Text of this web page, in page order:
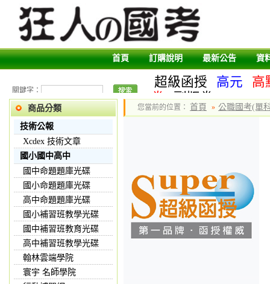
首頁 訂購說明 最新公告 資
關鍵字：
超級函授 高元
高
卷
副版卷
商品分類
技術公報
Xcdex 技術文章
國小國中高中
國中命題題庫光碟
國小命題題庫光碟
高中命題題庫光碟
國小補習班教學光碟
國中補習班教育光碟
高中補習班教學光碟
翰林雲端學院
寰宇 名師學院
您當前的位置： 首頁 » 公職國考(單